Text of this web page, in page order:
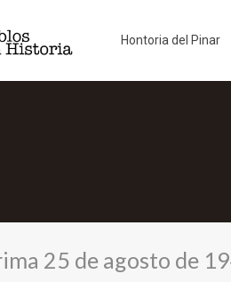
Hontoria del Pinar
25 de agosto de